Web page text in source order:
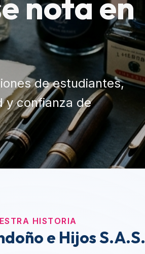
HISTORIA
e Hijos